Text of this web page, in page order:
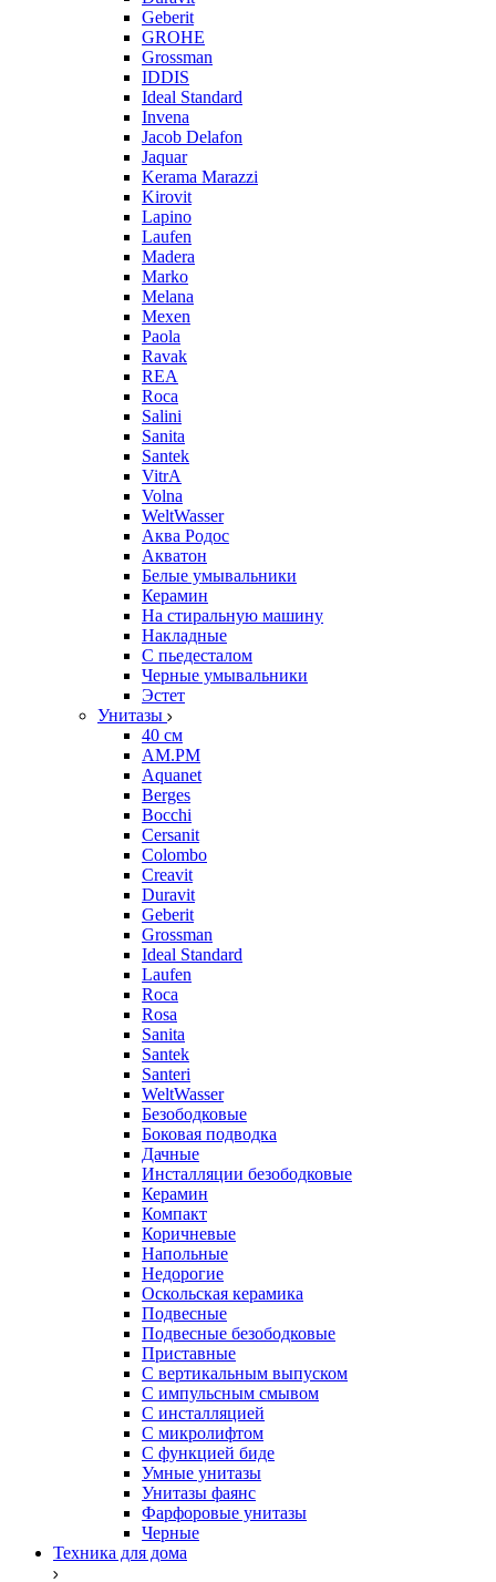
Geberit
GROHE
Grossman
IDDIS
Ideal Standard
Invena
Jacob Delafon
Jaquar
Kerama Marazzi
Kirovit
Lapino
Laufen
Madera
Marko
Melana
Mexen
Paola
Ravak
REA
Roca
Salini
Sanita
Santek
VitrA
Volna
WeltWasser
Аква Родос
Акватон
Белые умывальники
Керамин
На стиральную машину
Накладные
С пьедесталом
Черные умывальники
Эстет
Унитазы
40 см
AM.PM
Aquanet
Berges
Bocchi
Cersanit
Colombo
Creavit
Duravit
Geberit
Grossman
Ideal Standard
Laufen
Roca
Rosa
Sanita
Santek
Santeri
WeltWasser
Безободковые
Боковая подводка
Дачные
Инсталляции безободковые
Керамин
Компакт
Коричневые
Напольные
Недорогие
Оскольская керамика
Подвесные
Подвесные безободковые
Приставные
С вертикальным выпуском
С импульсным смывом
С инсталляцией
С микролифтом
С функцией биде
Умные унитазы
Унитазы фаянс
Фарфоровые унитазы
Черные
Техника для дома